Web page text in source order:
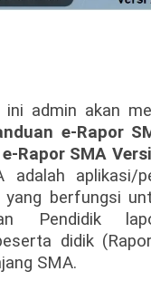
admin akan
e-Rapor
Rapor SMA
adalah aplikasi/
yang berfungsi
Pendidik
didik
SMA.